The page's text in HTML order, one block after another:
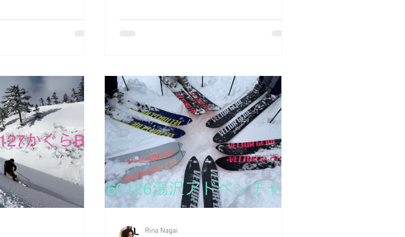
Rina Nagai